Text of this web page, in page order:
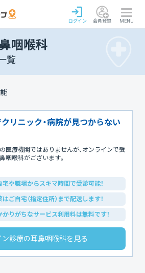
ログイン 会員登録 MENU
咽喉科
覧
リニック・病院が見つからない
医療機関ではありませんが、オンラインで受
咽喉科がございます。
宅や職場からスキマ時間で受診可能！
はご自宅（指定住所）まで配送します！
かりがちなサービス利用料は無料です！
ン診療の耳鼻咽喉科を見る